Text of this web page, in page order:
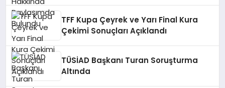
TFF Kupa Çeyrek ve Yarı Final Kura
Çekimi Sonuçları Açıklandı
TÜSİAD Başkanı Turan Soruşturma
Altında